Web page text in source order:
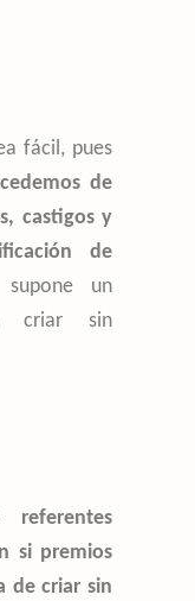
fácil, pues
de
castigos y
de
un
criar sin
si premios
de criar sin